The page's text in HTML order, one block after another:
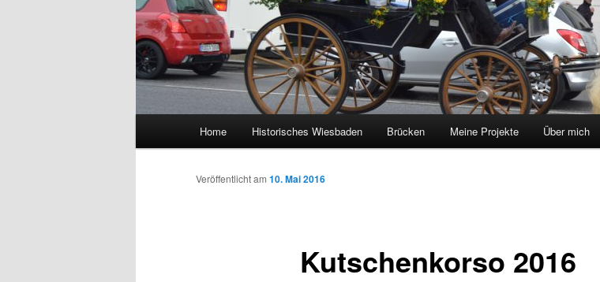
Home Historisches Wiesbaden Brücken Meine Projekte Über mich
Kutschenkorso 2016
Veröffentlicht am 10. Mai 2016